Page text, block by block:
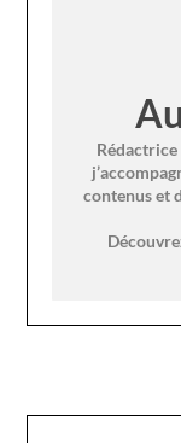
contenus et